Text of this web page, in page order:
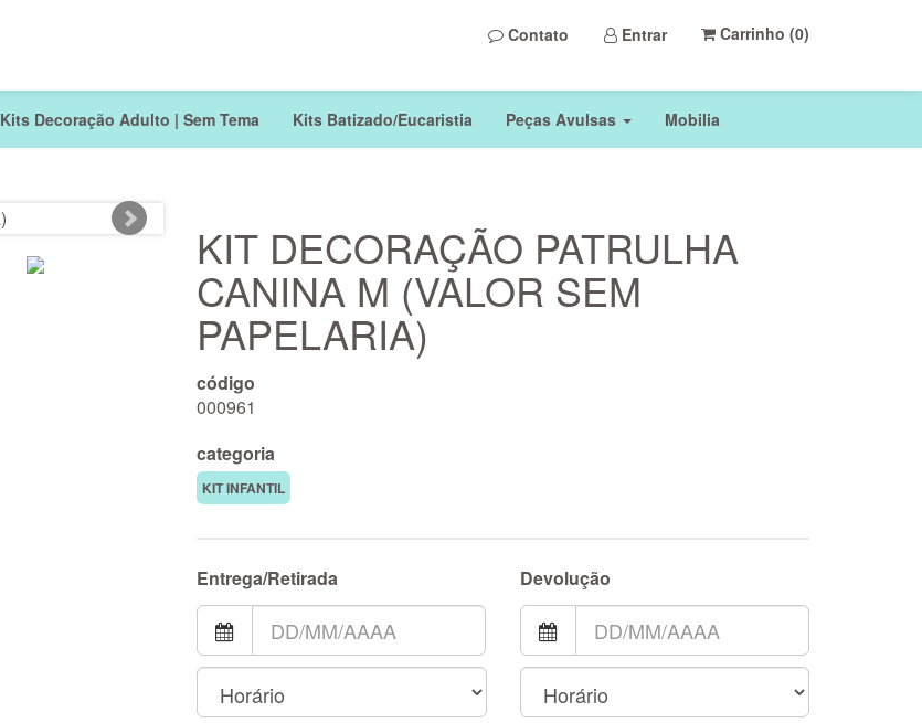
Contato Entrar Carrinho (0)
Kits Decoração Adulto | Sem Tema Kits Batizado/Eucaristia Peças Avulsas Mobilia
KIT DECORAÇÃO PATRULHA
CANINA M (VALOR SEM
PAPELARIA)
código
000961
categoria
KIT INFANTIL
Entrega/Retirada Devolução